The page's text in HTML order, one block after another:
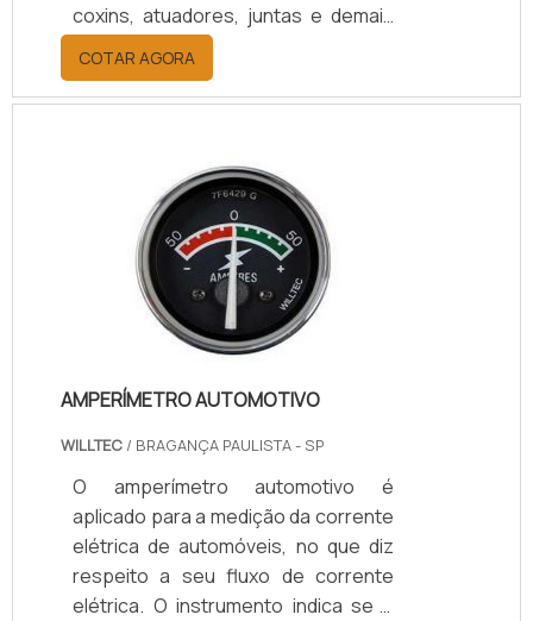
coxins, atuadores, juntas e demais
componentes selantes e de
vedação, dentre eles, pode-se citar:
- Borracha natural: Possui alta
Borracha que conta com alta
característica de flexibilidade; -
Borracha cloropreno: Altamente
resistente a produtos
petroquímicos e ozônio; - Borracha
nitrílica: Com alta resistência a
hidrocarbonetos aromáticos e
COTAR AGORA
AMPERÍMETRO AUTOMOTIVO
WILLTEC / BRAGANÇA PAULISTA - SP
O amperímetro automotivo é
aplicado para a medição da corrente
elétrica de automóveis, no que diz
respeito a seu fluxo de corrente
elétrica. O instrumento indica se a